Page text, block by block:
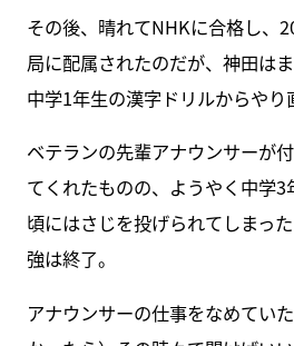
その後、晴れてNHKに合格し、
局に配属されたのだが、神田は
中学1年生の漢字ドリルからやり
ベテランの先輩アナウンサーが
てくれたものの、ようやく中学
頃にはさじを投げられてしまっ
強は終了。
アナウンサーの仕事をなめてい